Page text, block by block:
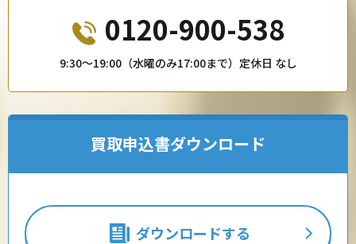
0120-900-538
9:30〜19:00（水曜のみ17:00まで）定休日 なし
買取申込書ダウンロード
ダウンロードする